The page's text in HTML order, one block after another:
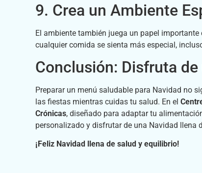
9. Crea un Ambiente
El ambiente también juega un papel
cualquier comida se sienta más especial,
Conclusión: Disfruta
Preparar un menú saludable para Navidad no
las fiestas mientras cuidas tu salud. En el
Crónicas, diseñado para adaptar tu
personalizado y disfrutar de una Navidad llena
¡Feliz Navidad llena de salud y equilibrio!